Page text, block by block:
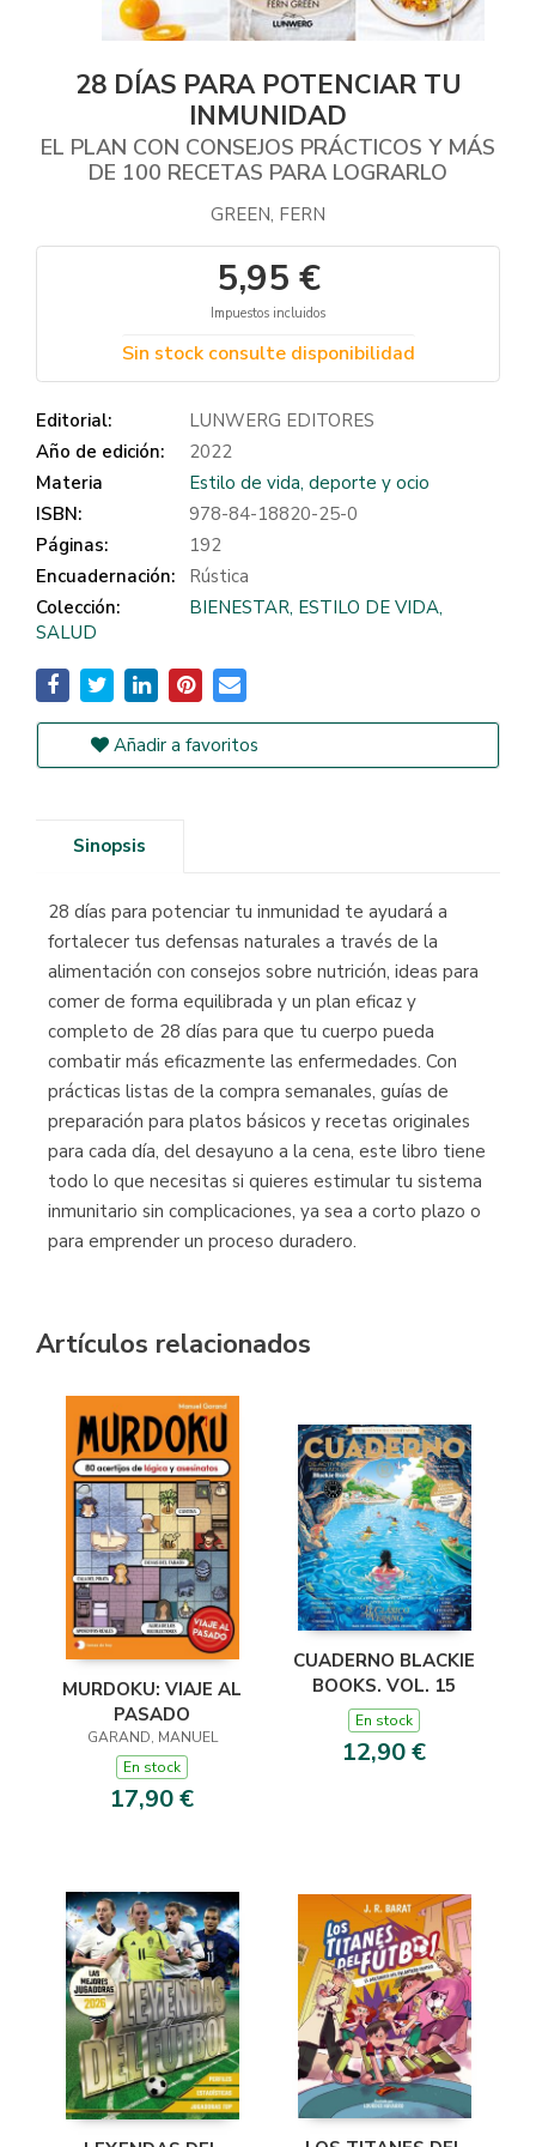
28 DÍAS PARA POTENCIAR TU
INMUNIDAD
EL PLAN CON CONSEJOS PRÁCTICOS Y MÁS
DE 100 RECETAS PARA LOGRARLO
GREEN, FERN
5,95 €
Impuestos incluidos
Sin stock consulte disponibilidad
Editorial:
LUNWERG EDITORES
Año de edición:
2022
Materia
Estilo de vida, deporte y ocio
ISBN:
978-84-18820-25-0
Páginas:
192
Encuadernación:
Rústica
Colección:
BIENESTAR, ESTILO DE VIDA,
SALUD
Añadir a favoritos
Sinopsis
28 días para potenciar tu inmunidad te ayudará a
fortalecer tus defensas naturales a través de la
alimentación con consejos sobre nutrición, ideas para
comer de forma equilibrada y un plan eficaz y
completo de 28 días para que tu cuerpo pueda
combatir más eficazmente las enfermedades. Con
prácticas listas de la compra semanales, guías de
preparación para platos básicos y recetas originales
para cada día, del desayuno a la cena, este libro tiene
todo lo que necesitas si quieres estimular tu sistema
inmunitario sin complicaciones, ya sea a corto plazo o
para emprender un proceso duradero.
Artículos relacionados
MURDOKU: VIAJE AL
PASADO
GARAND, MANUEL
En stock
17,90 €
CUADERNO BLACKIE
BOOKS. VOL. 15
En stock
12,90 €